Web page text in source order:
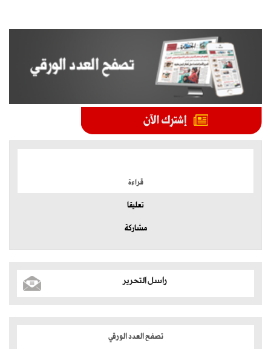
قراءة
تعليقا
مشاركة
راسل التحرير
تصفح العدد الورقي